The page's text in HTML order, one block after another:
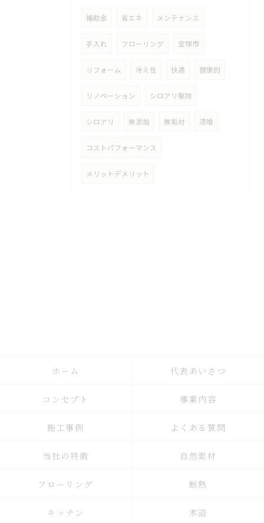
補助金 省エネ メンテナンス
手入れ フローリング 宝塚市
リフォーム 冷え性 快適 健康的
リノベーション シロアリ駆除
シロアリ 無添加 無垢材 漆喰
コストパフォーマンス
メリットデメリット
ホーム 代表あいさつ
コンセプト 事業内容
施工事例 よくある質問
当社の特徴 自然素材
フローリング 断熱
キッチン 木造